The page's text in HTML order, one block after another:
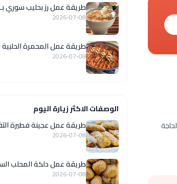
طريقة عمل رز بحليب سوري بـ 5 مكونات
2026-07-08
طريقة عمل المحمرة الحلبية
2026-07-08
الوصفات الاكثر زيارة اليوم
طريقة عمل عجينة فطيرة
2026-07-08
طريقة عمل دلكة المحلب
2026-07-08